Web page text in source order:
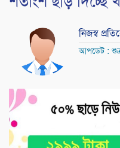
নিজস্ব
আপডেট :